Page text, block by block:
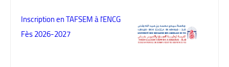
Inscription en TAFSEM à l'ENCG
Fès 2026-2027